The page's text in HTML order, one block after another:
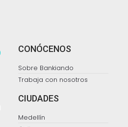
CONÓCENOS
Sobre Bankiando
Trabaja con nosotros
CIUDADES
Medellín